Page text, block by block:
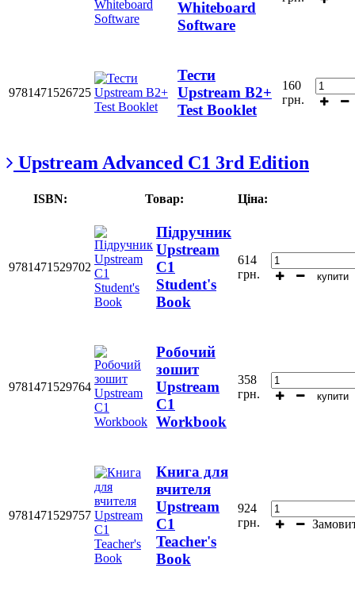
Whiteboard
Software
9781471526725
Тести
Upstream B2+
Test Booklet
160
грн.
Upstream Advanced C1 3rd Edition
ISBN: Товар: Ціна:
9781471529702
Підручник
Upstream
C1
Student's
Book
614
грн.
купити
9781471529764
Робочий
зошит
Upstream
C1
Workbook
358
грн.
купити
9781471529757
Книга для
вчителя
Upstream
C1
Teacher's
Book
924
грн.